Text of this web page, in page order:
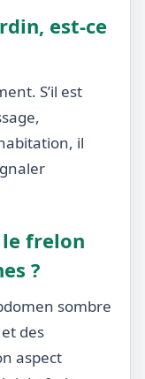
est-ce
S’il est
il
frelon
?
sombre
des
aspect